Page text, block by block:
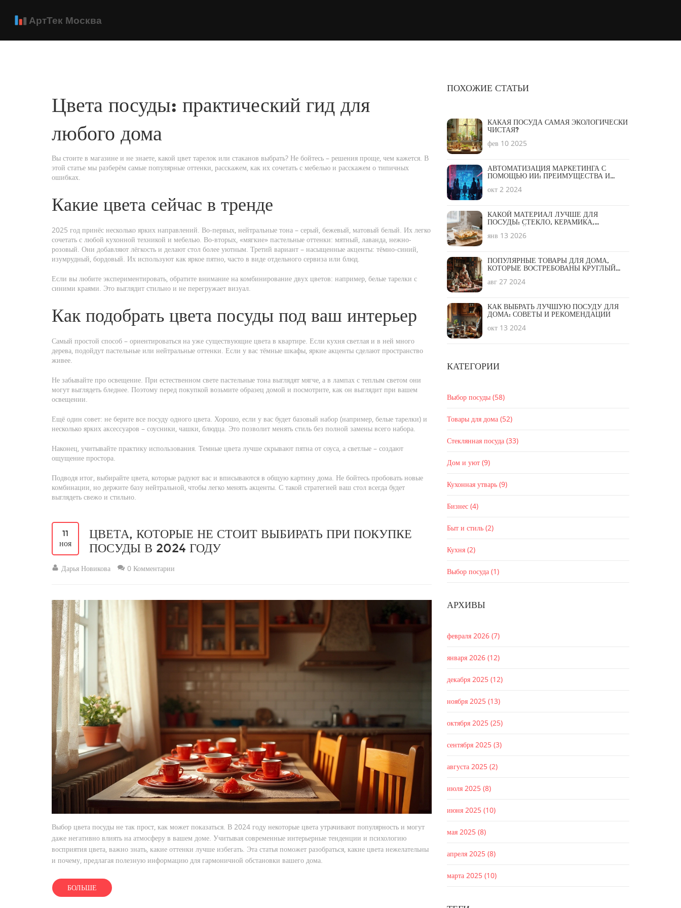
Цвета посуды: практический гид для
любого дома
Вы стоите в магазине и не знаете, какой цвет тарелок или стаканов выбрать? Не бойтесь – решения проще, чем кажется. В
этой статье мы разберём самые популярные оттенки, расскажем, как их сочетать с мебелью и расскажем о типичных
ошибках.
Какие цвета сейчас в тренде
2025 год принёс несколько ярких направлений. Во-первых, нейтральные тона – серый, бежевый, матовый белый. Их легко
сочетать с любой кухонной техникой и мебелью. Во‑вторых, «мягкие» пастельные оттенки: мятный, лаванда, нежно-
розовый. Они добавляют лёгкость и делают стол более уютным. Третий вариант – насыщенные акценты: тёмно‑синий,
изумрудный, бордовый. Их используют как яркое пятно, часто в виде отдельного сервиза или блюд.
Если вы любите экспериментировать, обратите внимание на комбинирование двух цветов: например, белые тарелки с
синими краями. Это выглядит стильно и не перегружает визуал.
Как подобрать цвета посуды под ваш интерьер
Самый простой способ – ориентироваться на уже существующие цвета в квартире. Если кухня светлая и в ней много
дерева, подойдут пастельные или нейтральные оттенки. Если у вас тёмные шкафы, яркие акценты сделают пространство
живее.
Не забывайте про освещение. При естественном свете пастельные тона выглядят мягче, а в лампах с теплым светом они
могут выглядеть бледнее. Поэтому перед покупкой возьмите образец домой и посмотрите, как он выглядит при вашем
освещении.
Ещё один совет: не берите все посуду одного цвета. Хорошо, если у вас будет базовый набор (например, белые тарелки) и
несколько ярких аксессуаров – соусники, чашки, блюдца. Это позволит менять стиль без полной замены всего набора.
Наконец, учитывайте практику использования. Темные цвета лучше скрывают пятна от соуса, а светлые – создают
ощущение простора.
Подводя итог, выбирайте цвета, которые радуют вас и вписываются в общую картину дома. Не бойтесь пробовать новые
комбинации, но держите базу нейтральной, чтобы легко менять акценты. С такой стратегией ваш стол всегда будет
выглядеть свежо и стильно.
11
ноя
ЦВЕТА, КОТОРЫЕ НЕ СТОИТ ВЫБИРАТЬ ПРИ ПОКУПКЕ
ПОСУДЫ В 2024 ГОДУ
Дарья Новикова 0 Комментарии
Выбор цвета посуды не так прост, как может показаться. В 2024 году некоторые цвета утрачивают популярность и могут
даже негативно влиять на атмосферу в вашем доме. Учитывая современные интерьерные тенденции и психологию
восприятия цвета, важно знать, какие оттенки лучше избегать. Эта статья поможет разобраться, какие цвета нежелательны
и почему, предлагая полезную информацию для гармоничной обстановки вашего дома.
БОЛЬШЕ
ПОХОЖИЕ СТАТЬИ
КАКАЯ ПОСУДА САМАЯ ЭКОЛОГИЧЕСКИ
ЧИСТАЯ?
фев 10 2025
АВТОМАТИЗАЦИЯ МАРКЕТИНГА С
ПОМОЩЬЮ ИИ: ПРЕИМУЩЕСТВА И
окт 2 2024
КАКОЙ МАТЕРИАЛ ЛУЧШЕ ДЛЯ
ПОСУДЫ: СТЕКЛО, КЕРАМИКА,
янв 13 2026
ПОПУЛЯРНЫЕ ТОВАРЫ ДЛЯ ДОМА,
КОТОРЫЕ ВОСТРЕБОВАНЫ КРУГЛЫЙ
авг 27 2024
КАК ВЫБРАТЬ ЛУЧШУЮ ПОСУДУ ДЛЯ
ДОМА: СОВЕТЫ И РЕКОМЕНДАЦИИ
окт 13 2024
КАТЕГОРИИ
Выбор посуды (58)
Товары для дома (52)
Стеклянная посуда (33)
Дом и уют (9)
Кухонная утварь (9)
Бизнес (4)
Быт и стиль (2)
Кухня (2)
Выбор посуда (1)
АРХИВЫ
февраля 2026 (7)
января 2026 (12)
декабря 2025 (12)
ноября 2025 (13)
октября 2025 (25)
сентября 2025 (3)
августа 2025 (2)
июля 2025 (8)
июня 2025 (10)
мая 2025 (8)
апреля 2025 (8)
марта 2025 (10)